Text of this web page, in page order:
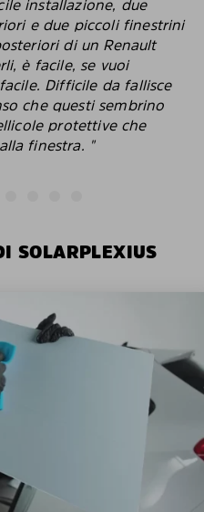
installazione, due
e due piccoli finestrini
di un Renault
è facile, se vuoi
Difficile da fallisce
che questi sembrino
protettive che
finestra. "
SOLARPLEXIUS